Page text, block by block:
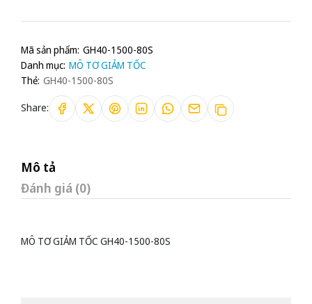
Mã sản phẩm: GH40-1500-80S
Danh mục: MÔ TƠ GIẢM TỐC
Thẻ: GH40-1500-80S
Share:
Mô tả
Đánh giá (0)
MÔ TƠ GIẢM TỐC GH40-1500-80S